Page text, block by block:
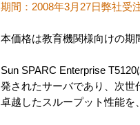
期間：2008年3月27日弊社受
本価格は教育機関様向けの期
Sun SPARC Enterprise
発されたサーバであり、次世
卓越したスループット性能を